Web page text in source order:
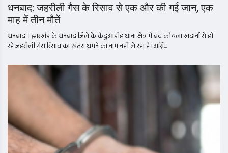
धनबाद: जहरीली गैस के रिसाव से एक और की गई जान, एक
माह में तीन मौतें
धनबाद । झारखंड के धनबाद जिले के केंदुआडीह थाना क्षेत्र में बंद कोयला खदानों से हो
रहे जहरीली गैस रिसाव का खतरा थमने का नाम नहीं ले रहा है। अग्नि...